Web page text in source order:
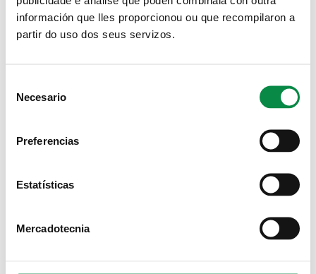
información que lles proporcionou ou que recompilaron a
partir do uso dos seus servizos.
Selection
Necesario
Preferencias
Estatísticas
Mercadotecnia
Grupos Políticos Municipales
Departamentos Municipales
Procesos selectivos